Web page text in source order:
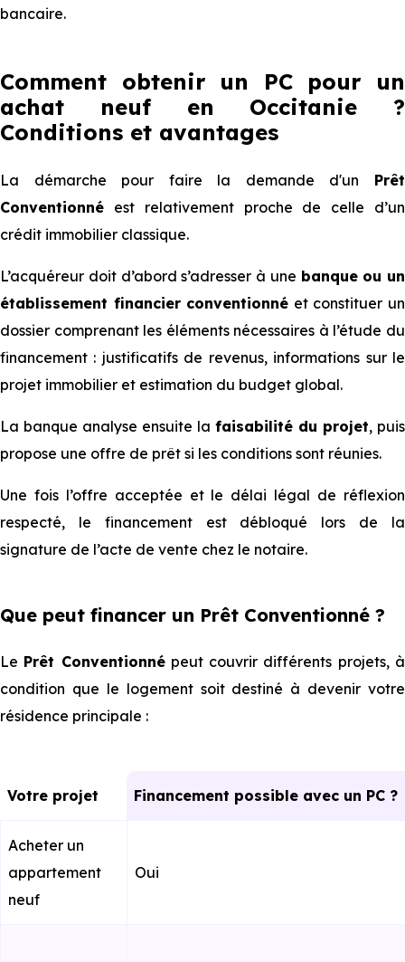
bancaire.
Comment obtenir un PC pour un
achat neuf en Occitanie ?
Conditions et avantages
La démarche pour faire la demande d'un Prêt
Conventionné est relativement proche de celle d’un
crédit immobilier classique.
L’acquéreur doit d’abord s’adresser à une banque ou un
établissement financier conventionné et constituer un
dossier comprenant les éléments nécessaires à l’étude du
financement : justificatifs de revenus, informations sur le
projet immobilier et estimation du budget global.
La banque analyse ensuite la faisabilité du projet, puis
propose une offre de prêt si les conditions sont réunies.
Une fois l’offre acceptée et le délai légal de réflexion
respecté, le financement est débloqué lors de la
signature de l’acte de vente chez le notaire.
Que peut financer un Prêt Conventionné ?
Le Prêt Conventionnépeut couvrir différents projets, à
condition que le logement soit destiné à devenir votre
résidence principale :
Votre projet Financement possible avec un PC ?
Acheter un
appartement
neuf
Oui